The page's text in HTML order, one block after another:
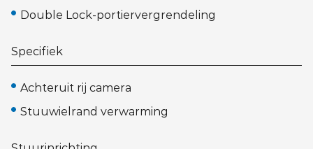
Double Lock-portiervergrendeling
Specifiek
Achteruit rij camera
Stuuwielrand verwarming